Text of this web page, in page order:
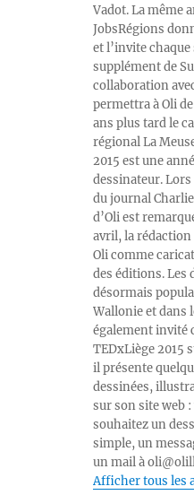
Vadot. La même
JobsRégions
et l’invite
supplément de
collaboration
permettra à Oli
ans plus tard le
régional La
2015 est une
dessinateur.
du journal
d’Oli est
avril, la
Oli comme
des éditions. Les
désormais
Wallonie et dans
également invité
TEDxLiège 2015
il présente
dessinées,
sur son site web
souhaitez un
simple, un
un mail à
Afficher tous les